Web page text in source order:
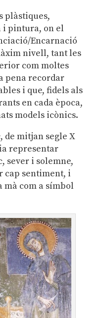
plàstiques,
pintura, on el
Encarnació
nivell, tant les
com moltes
pena recordar
i que, fidels als
en cada època,
models icònics.
mitjan segle X
representar
sever i solemne,
cap sentiment, i
mà com a símbol